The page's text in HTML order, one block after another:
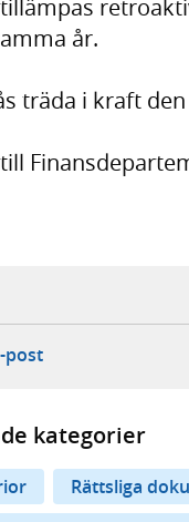
år.
träda i kraft den
webbplats,
i ny flik, extern
post- öppnar din e-
kategorier
Rättsliga